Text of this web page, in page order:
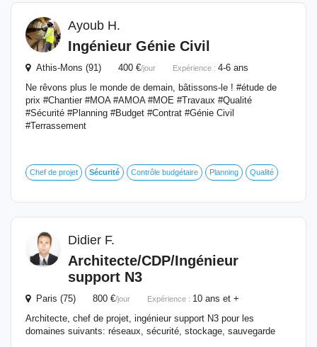
Ayoub H.
Ingénieur Génie Civil
Athis-Mons (91) 400 €/jour Expérience : 4-6 ans
Ne rêvons plus le monde de demain, bâtissons-le ! #étude de
prix #Chantier #MOA #AMOA #MOE #Travaux #Qualité
#Sécurité #Planning #Budget #Contrat #Génie Civil
#Terrassement
Chef de projet Sécurité Contrôle budgétaire Planning Qualité
Didier F.
Architecte/CDP/Ingénieur
support N3
Paris (75) 800 €/jour Expérience : 10 ans et +
Architecte, chef de projet, ingénieur support N3 pour les
domaines suivants: réseaux, sécurité, stockage, sauvegarde